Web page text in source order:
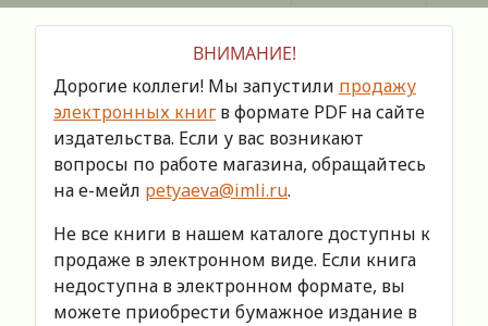
ВНИМАНИЕ!
Дорогие коллеги! Мы запустили продажу
электронных книг в формате PDF на сайте
издательства. Если у вас возникают
вопросы по работе магазина, обращайтесь
на е-мейл petyaeva@imli.ru.
Не все книги в нашем каталоге доступны к
продаже в электронном виде. Если книга
недоступна в электронном формате, вы
можете приобрести бумажное издание в